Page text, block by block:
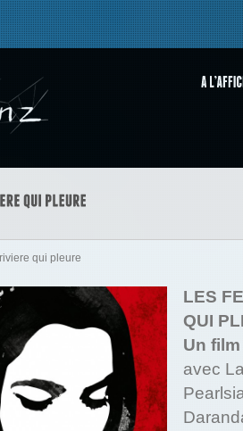
qui pleure
LES
QUI
Un
avec